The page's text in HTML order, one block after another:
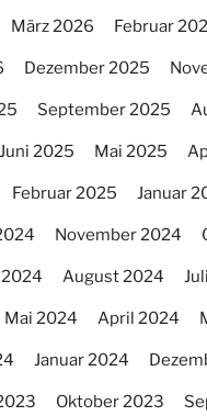
März 2026 Februar
Dezember 2025
September 2025
Juni 2025 Mai 2025
Februar 2025 Januar
November 2024
August 2024
Mai 2024 April 2024
Januar 2024
Oktober 2023